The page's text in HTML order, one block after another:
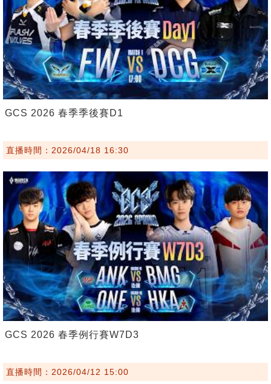
GCS 2026 春季季後賽D1
直播時間：2026/04/18 16:30
GCS 2026 春季例行賽W7D3
直播時間：2026/04/12 15:00